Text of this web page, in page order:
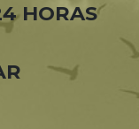
HORAS